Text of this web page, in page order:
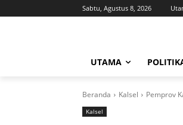
Sabtu, Agustus 8, 2026
UTAMA
Beranda Kalsel Pemprov
Kalsel